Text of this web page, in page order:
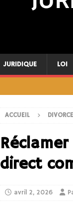
JURIDIQUE LOI
ACCUEIL DIVORCE
direct
avril 2, 2026